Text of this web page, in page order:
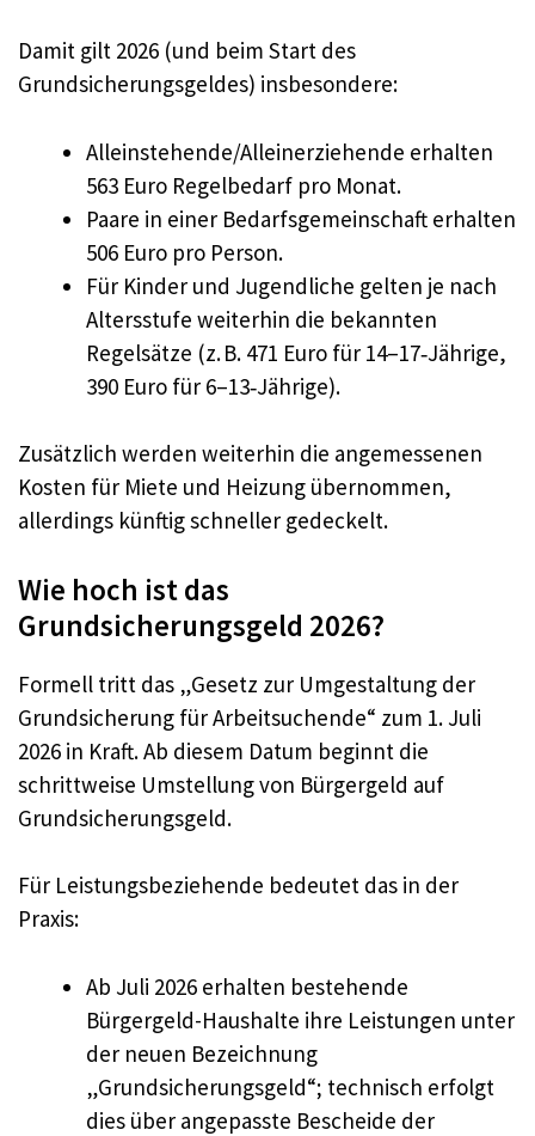
Damit gilt 2026 (und beim Start des
Grundsicherungsgeldes) insbesondere:
Alleinstehende/Alleinerziehende erhalten
563 Euro Regelbedarf pro Monat.
Paare in einer Bedarfsgemeinschaft erhalten
506 Euro pro Person.
Für Kinder und Jugendliche gelten je nach
Altersstufe weiterhin die bekannten
Regelsätze (z. B. 471 Euro für 14–17‑Jährige,
390 Euro für 6–13‑Jährige).
Zusätzlich werden weiterhin die angemessenen
Kosten für Miete und Heizung übernommen,
allerdings künftig schneller gedeckelt.
Wie hoch ist das
Grundsicherungsgeld 2026?
Formell tritt das „Gesetz zur Umgestaltung der
Grundsicherung für Arbeitsuchende“ zum 1. Juli
2026 in Kraft. Ab diesem Datum beginnt die
schrittweise Umstellung von Bürgergeld auf
Grundsicherungsgeld.
Für Leistungsbeziehende bedeutet das in der
Praxis:
Ab Juli 2026 erhalten bestehende
Bürgergeld-Haushalte ihre Leistungen unter
der neuen Bezeichnung
„Grundsicherungsgeld“; technisch erfolgt
dies über angepasste Bescheide der